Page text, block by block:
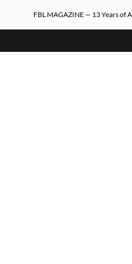
FBL MAGAZINE — 13 Years of